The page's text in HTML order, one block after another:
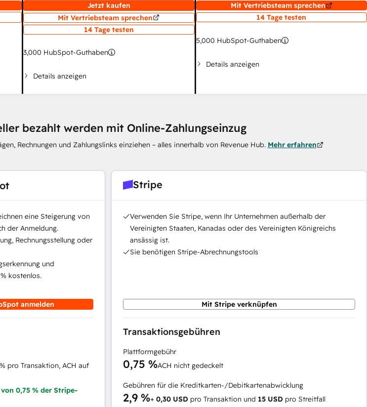
Jetzt kaufen
Mit Vertriebsteam sprechen
14 Tage testen
3,000 HubSpot-Guthaben
Details anzeigen
Mit Vertriebsteam sprechen
14 Tage testen
5,000 HubSpot-Guthaben
Details anzeigen
bezahlt werden mit Online-Zahlungseinzug
Rechnungen und Zahlungslinks einziehen – alles innerhalb von Revenue Hub. Mehr erfahren
Stripe
eine Steigerung von
der Anmeldung.
Rechnungsstellung oder
und
kostenlos.
Verwenden Sie Stripe, wenn Ihr Unternehmen außerhalb der
Vereinigten Staaten, Kanadas oder des Vereinigten Königreichs
ansässig ist.
Sie benötigen Stripe-Abrechnungstools
anmelden Mit Stripe verknüpfen
pro Transaktion, ACH auf
0,75 % der Stripe-
Transaktionsgebühren
Plattformgebühr
0,75 %ACH nicht gedeckelt
Gebühren für die Kreditkarten-/Debitkartenabwicklung
2,9 %+ 0,30 USD pro Transaktion und 15 USD pro Streitfall